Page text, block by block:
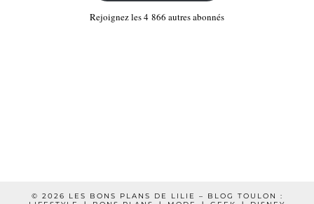
Rejoignez les 4 866 autres abonnés
© 2026
LES BONS PLANS DE LILIE – BLOG TOULON :